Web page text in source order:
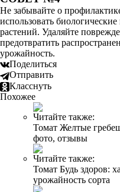
Не забывайте о
использовать
растений. Удаляйте
предотвратить
урожайность.
Поделиться
Отправить
Класснуть
Похожее
Читайте также:
Томат Желтые
фото, отзывы
Читайте также:
Томат Будь здоров:
урожайность сорта